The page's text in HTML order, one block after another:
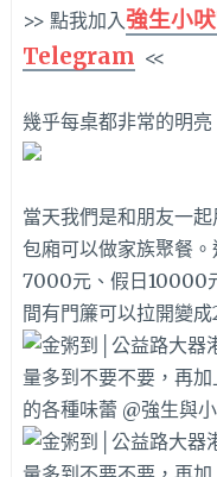
>> 點我加入強生小
Telegram <<
幾乎每桌都非常的明
當天我們是和朋友一
包廂可以做家族聚餐
7000元、假日10000
間有門簾可以拉開變